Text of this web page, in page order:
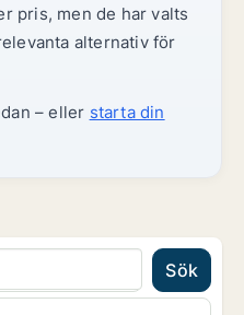
pris, men de har valts
alternativ för
– eller starta din
Sök